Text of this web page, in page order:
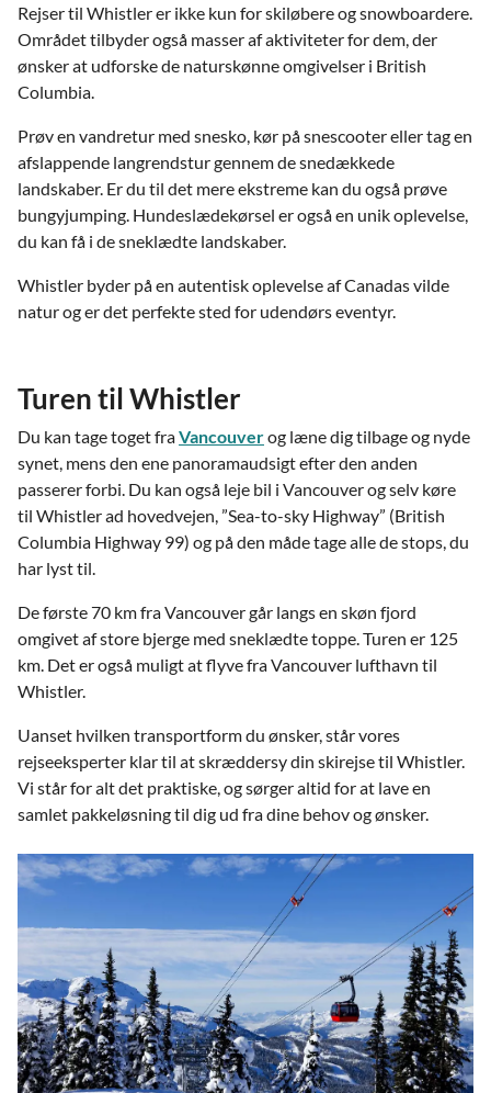
Rejser til Whistler er ikke kun for skiløbere og snowboardere.
Området tilbyder også masser af aktiviteter for dem, der
ønsker at udforske de naturskønne omgivelser i British
Columbia.
Prøv en vandretur med snesko, kør på snescooter eller tag en
afslappende langrendstur gennem de snedækkede
landskaber. Er du til det mere ekstreme kan du også prøve
bungyjumping. Hundeslædekørsel er også en unik oplevelse,
du kan få i de sneklædte landskaber.
Whistler byder på en autentisk oplevelse af Canadas vilde
natur og er det perfekte sted for udendørs eventyr.
Turen til Whistler
Du kan tage toget fraVancouverog læne dig tilbage og nyde
synet, mens den ene panoramaudsigt efter den anden
passerer forbi. Du kan også leje bil i Vancouver og selv køre
til Whistler ad hovedvejen, ”Sea-to-sky Highway” (British
Columbia Highway 99) og på den måde tage alle de stops, du
har lyst til.
De første 70 km fra Vancouver går langs en skøn fjord
omgivet af store bjerge med sneklædte toppe. Turen er 125
km. Det er også muligt at flyve fra Vancouver lufthavn til
Whistler.
Uanset hvilken transportform du ønsker, står vores
rejseeksperter klar til at skræddersy din skirejse til Whistler.
Vi står for alt det praktiske, og sørger altid for at lave en
samlet pakkeløsning til dig ud fra dine behov og ønsker.